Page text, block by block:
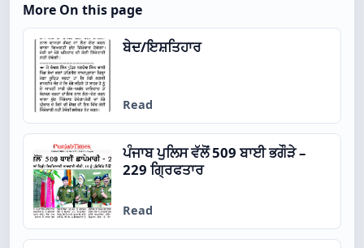
More On this page
ਬੇਦ/ਇਸ਼ਤਿਹਾਰ
Read
ਪੰਜਾਬ ਪੁਲਿਸ ਵੱਲੋਂ 509 ਬਾਈ ਭਗੌੜੇ –
229 ਗ੍ਰਿਫਤਾਰ
Read